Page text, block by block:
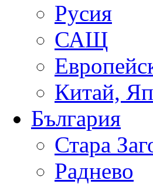
Русия
САЩ
Китай,
България
Стара
Раднево